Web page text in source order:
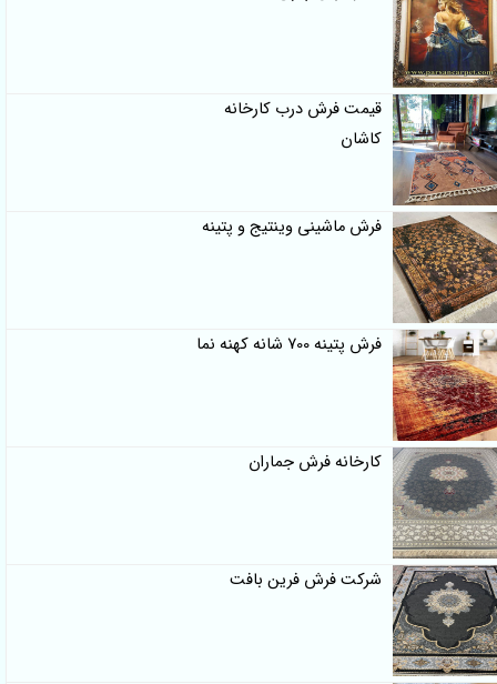
قیمت فرش درب کارخانه
کاشان
فرش ماشینی وینتیج و پتینه
فرش پتینه 700 شانه کهنه نما
کارخانه فرش جماران
شرکت فرش فرین بافت